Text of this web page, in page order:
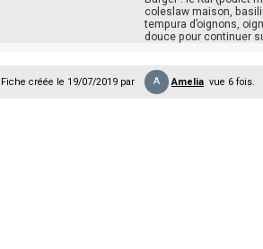
coleslaw maison,
tempura d’oignons,
douce pour continuer
Fiche créée le 19/07/2019 par A Amelia vue 6 fois.